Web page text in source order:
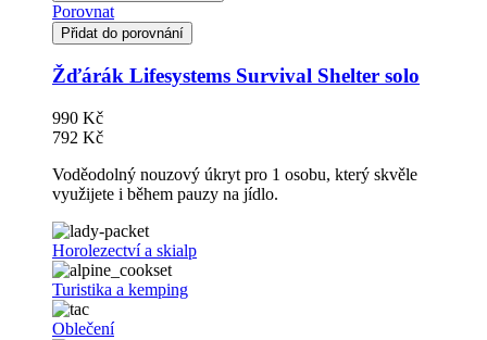
Porovnat
Přidat do porovnání
Žďárák Lifesystems Survival Shelter solo
990 Kč
792 Kč
Voděodolný nouzový úkryt pro 1 osobu, který skvěle
využijete i během pauzy na jídlo.
Horolezectví a skialp
Turistika a kemping
Oblečení